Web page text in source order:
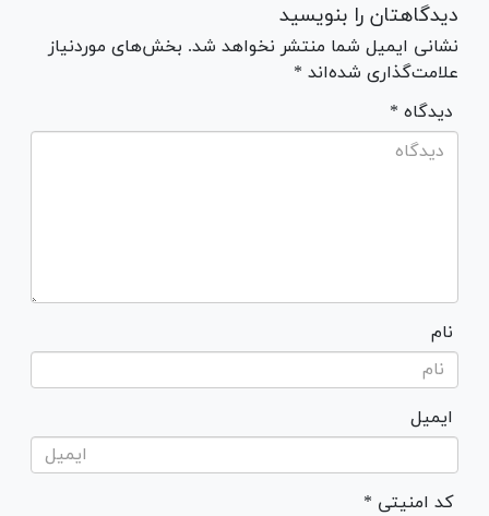
دیدگاهتان را بنویسید
نشانی ایمیل شما منتشر نخواهد شد. بخش‌های موردنیاز
علامت‌گذاری شده‌اند *
* دیدگاه
نام
ایمیل
* کد امنیتی